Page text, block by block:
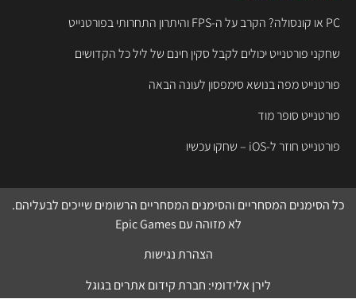
PC או קונסולה? הקרב על ה-FPS והיתרון התחרותי בפורטנייט
שחקני פורטנייט יכולים לקבל סקין חינם של ליל כל הקדושים
פורטנייט מפה בנושא סימפסון לעונה הבאה
פורטנייט סופר מוד
פורטנייט חוזר ל-iOS – שחקו עכשיו
כל הסימנים המסחריים והסימנים המסחריים הרשומים שייכים לבעליהם.
לא מזוהה עם Epic Games
הצהרת נגישות
לירן אלידומי: חברת קידום אתרים בגוגל